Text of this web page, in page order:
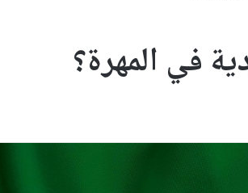
في المهرة؟